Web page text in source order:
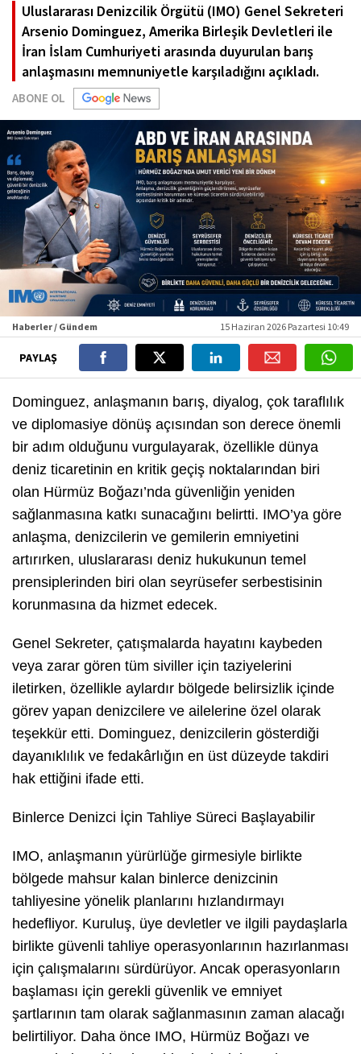
Uluslararası Denizcilik Örgütü (IMO) Genel Sekreteri
Arsenio Dominguez, Amerika Birleşik Devletleri ile
İran İslam Cumhuriyeti arasında duyurulan barış
anlaşmasını memnuniyetle karşıladığını açıkladı.
ABONE OL
Haberler / Gündem 15 Haziran 2026 Pazartesi 10:49
PAYLAŞ
Dominguez, anlaşmanın barış, diyalog, çok taraflılık
ve diplomasiye dönüş açısından son derece önemli
bir adım olduğunu vurgulayarak, özellikle dünya
deniz ticaretinin en kritik geçiş noktalarından biri
olan Hürmüz Boğazı’nda güvenliğin yeniden
sağlanmasına katkı sunacağını belirtti. IMO’ya göre
anlaşma, denizcilerin ve gemilerin emniyetini
artırırken, uluslararası deniz hukukunun temel
prensiplerinden biri olan seyrüsefer serbestisinin
korunmasına da hizmet edecek.
Genel Sekreter, çatışmalarda hayatını kaybeden
veya zarar gören tüm siviller için taziyelerini
iletirken, özellikle aylardır bölgede belirsizlik içinde
görev yapan denizcilere ve ailelerine özel olarak
teşekkür etti. Dominguez, denizcilerin gösterdiği
dayanıklılık ve fedakârlığın en üst düzeyde takdiri
hak ettiğini ifade etti.
Binlerce Denizci İçin Tahliye Süreci Başlayabilir
IMO, anlaşmanın yürürlüğe girmesiyle birlikte
bölgede mahsur kalan binlerce denizcinin
tahliyesine yönelik planlarını hızlandırmayı
hedefliyor. Kuruluş, üye devletler ve ilgili paydaşlarla
birlikte güvenli tahliye operasyonlarının hazırlanması
için çalışmalarını sürdürüyor. Ancak operasyonların
başlaması için gerekli güvenlik ve emniyet
şartlarının tam olarak sağlanmasının zaman alacağı
belirtiliyor. Daha önce IMO, Hürmüz Boğazı ve